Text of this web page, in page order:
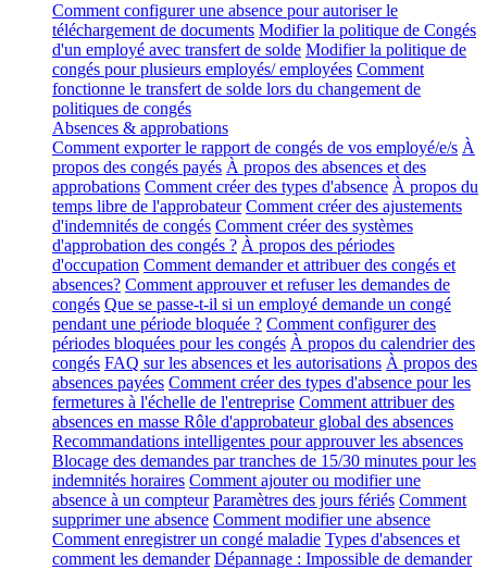
Comment configurer une absence pour autoriser le
téléchargement de documents Modifier la politique de Congés
d'un employé avec transfert de solde Modifier la politique de
congés pour plusieurs employés/ employées Comment
fonctionne le transfert de solde lors du changement de
politiques de congés
Absences & approbations
Comment exporter le rapport de congés de vos employé/e/s À
propos des congés payés À propos des absences et des
approbations Comment créer des types d'absence À propos du
temps libre de l'approbateur Comment créer des ajustements
d'indemnités de congés Comment créer des systèmes
d'approbation des congés ? À propos des périodes
d'occupation Comment demander et attribuer des congés et
absences? Comment approuver et refuser les demandes de
congés Que se passe-t-il si un employé demande un congé
pendant une période bloquée ? Comment configurer des
périodes bloquées pour les congés À propos du calendrier des
congés FAQ sur les absences et les autorisations À propos des
absences payées Comment créer des types d'absence pour les
fermetures à l'échelle de l'entreprise Comment attribuer des
absences en masse Rôle d'approbateur global des absences
Recommandations intelligentes pour approuver les absences
Blocage des demandes par tranches de 15/30 minutes pour les
indemnités horaires Comment ajouter ou modifier une
absence à un compteur Paramètres des jours fériés Comment
supprimer une absence Comment modifier une absence
Comment enregistrer un congé maladie Types d'absences et
comment les demander Dépannage : Impossible de demander